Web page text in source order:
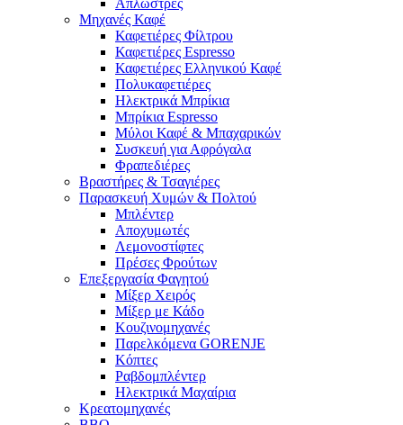
Απλώστρες
Μηχανές Καφέ
Καφετιέρες Φίλτρου
Καφετιέρες Espresso
Καφετιέρες Ελληνικού Καφέ
Πολυκαφετιέρες
Ηλεκτρικά Μπρίκια
Μπρίκια Espresso
Μύλοι Καφέ & Μπαχαρικών
Συσκευή για Αφρόγαλα
Φραπεδιέρες
Βραστήρες & Τσαγιέρες
Παρασκευή Χυμών & Πολτού
Μπλέντερ
Αποχυμωτές
Λεμονοστίφτες
Πρέσες Φρούτων
Επεξεργασία Φαγητού
Μίξερ Χειρός
Μίξερ με Κάδο
Κουζινομηχανές
Παρελκόμενα GORENJE
Κόπτες
Ραβδομπλέντερ
Ηλεκτρικά Μαχαίρια
Κρεατομηχανές